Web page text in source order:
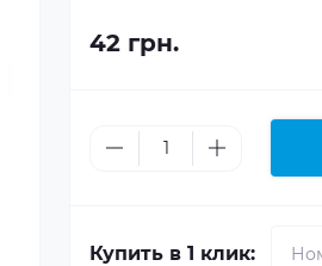
42 грн.
Купить в 1 клик: